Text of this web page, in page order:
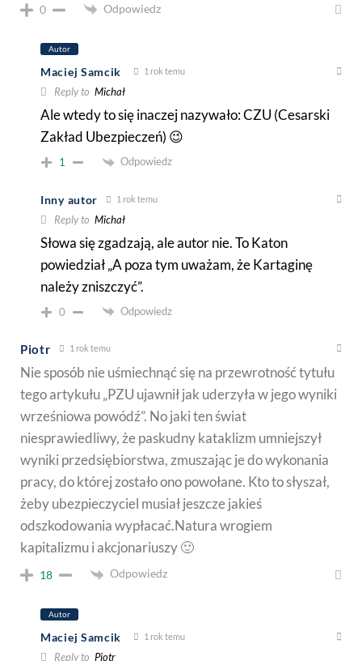
0 Odpowiedz
Autor
Maciej Samcik 1 rok temu
Reply to Michał
Ale wtedy to się inaczej nazywało: CZU (Cesarski
Zakład Ubezpieczeń) 😉
1 Odpowiedz
Inny autor 1 rok temu
Reply to Michał
Słowa się zgadzają, ale autor nie. To Katon
powiedział „A poza tym uważam, że Kartaginę
należy zniszczyć”.
0 Odpowiedz
Piotr 1 rok temu
Nie sposób nie uśmiechnąć się na przewrotność tytułu
tego artykułu „PZU ujawnił jak uderzyła w jego wyniki
wrześniowa powódź”. No jaki ten świat
niesprawiedliwy, że paskudny kataklizm umniejszył
wyniki przedsiębiorstwa, zmuszając je do wykonania
pracy, do której zostało ono powołane. Kto to słyszał,
żeby ubezpieczyciel musiał jeszcze jakieś
odszkodowania wypłacać.Natura wrogiem
kapitalizmu i akcjonariuszy 🙂
18 Odpowiedz
Autor
Maciej Samcik 1 rok temu
Reply to Piotr